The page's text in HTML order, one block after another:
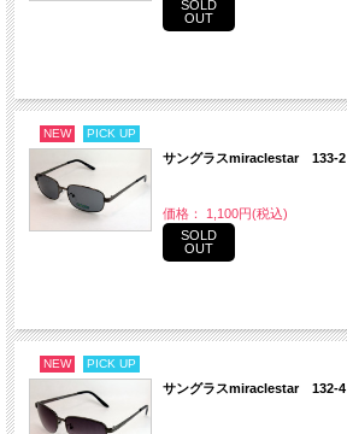
SOLD
OUT
NEW PICK UP
サングラスmiraclestar 133-2
価格： 1,100円(税込)
SOLD
OUT
NEW PICK UP
サングラスmiraclestar 132-4